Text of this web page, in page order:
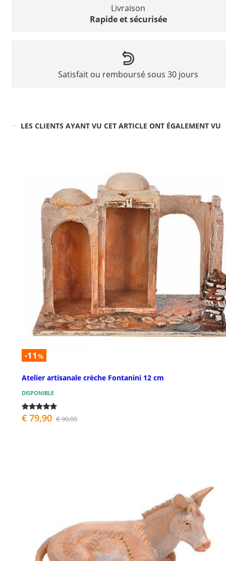
Livraison
Rapide et sécurisée
Satisfait ou remboursé sous 30 jours
LES CLIENTS AYANT VU CET ARTICLE ONT ÉGALEMENT VU
-11 %
Atelier artisanale crèche Fontanini 12 cm
DISPONIBLE
€ 79,90 € 90,00